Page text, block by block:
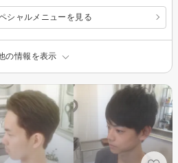
シャルメニューを見る
の情報を表示